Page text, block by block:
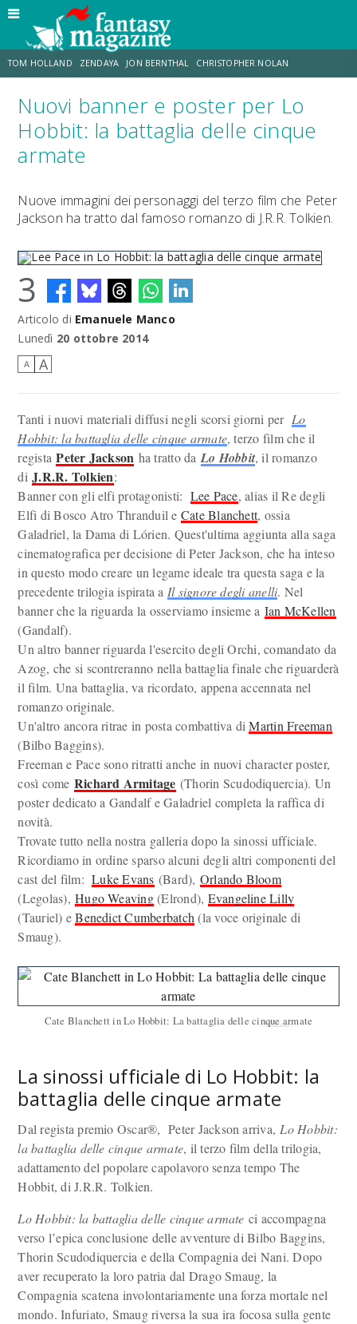
TOM HOLLAND ZENDAYA JON BERNTHAL CHRISTOPHER NOLAN
STRANIMONDI LUCCA COMICS & GAMES ODISSEA CHRIS MCKENNA
Nuovi banner e poster per Lo
Hobbit: la battaglia delle cinque
armate
Nuove immagini dei personaggi del terzo film che Peter
Jackson ha tratto dal famoso romanzo di J.R.R. Tolkien.
Lee Pace in Lo Hobbit: la battaglia delle cinque armate
3
Articolo di Emanuele Manco
Lunedì 20 ottobre 2014
A A
Tanti i nuovi materiali diffusi negli scorsi giorni per Lo
Hobbit: la battaglia delle cinque armate, terzo film che il
registaPeter Jackson ha tratto da Lo Hobbit, il romanzo
diJ.R.R. Tolkien:
Banner con gli elfi protagonisti: Lee Pace, alias il Re degli
Elfi di Bosco Atro Thranduil e Cate Blanchett, ossia
Galadriel, la Dama di Lórien. Quest'ultima aggiunta alla saga
cinematografica per decisione di Peter Jackson, che ha inteso
in questo modo creare un legame ideale tra questa saga e la
precedente trilogia ispirata a Il signore degli anelli. Nel
banner che la riguarda la osserviamo insieme a Ian McKellen
(Gandalf).
Un altro banner riguarda l'esercito degli Orchi, comandato da
Azog, che si scontreranno nella battaglia finale che riguarderà
il film. Una battaglia, va ricordato, appena accennata nel
romanzo originale.
Un'altro ancora ritrae in posta combattiva diMartin Freeman
(Bilbo Baggins).
Freeman e Pace sono ritratti anche in nuovi character poster,
così come Richard Armitage (Thorin Scudodiquercia). Un
poster dedicato a Gandalf e Galadriel completa la raffica di
novità.
Trovate tutto nella nostra galleria dopo la sinossi ufficiale.
Ricordiamo in ordine sparso alcuni degli altri componenti del
cast del film:Luke Evans (Bard), Orlando Bloom
(Legolas),Hugo Weaving(Elrond), Evangeline Lilly
(Tauriel) eBenedict Cumberbatch (la voce originale di
Smaug).
Cate Blanchett in Lo Hobbit: La battaglia delle cinque armate
La sinossi ufficiale di Lo Hobbit: la
battaglia delle cinque armate
Dal regista premio Oscar®, Peter Jackson arriva, Lo Hobbit:
la battaglia delle cinque armate, il terzo film della trilogia,
adattamento del popolare capolavoro senza tempo The
Hobbit, di J.R.R. Tolkien.
Lo Hobbit: la battaglia delle cinque armate ci accompagna
verso l’epica conclusione delle avventure di Bilbo Baggins,
Thorin Scudodiquercia e della Compagnia dei Nani. Dopo
aver recuperato la loro patria dal Drago Smaug, la
Compagnia scatena involontariamente una forza mortale nel
mondo. Infuriato, Smaug riversa la sua ira focosa sulla gente